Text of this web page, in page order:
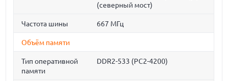
(северный мост)
Частота шины 667 МГц
Объём памяти
Тип оперативной
памяти
DDR2-533 (PC2-4200)